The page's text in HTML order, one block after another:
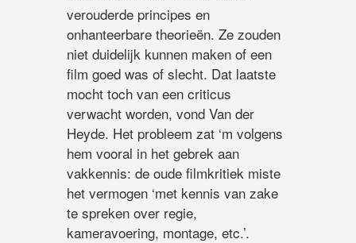
verouderde principes en
onhanteerbare theorieën. Ze zouden
niet duidelijk kunnen maken of een
film goed was of slecht. Dat laatste
mocht toch van een criticus
verwacht worden, vond Van der
Heyde. Het probleem zat ‘m volgens
hem vooral in het gebrek aan
vakkennis: de oude filmkritiek miste
het vermogen ‘met kennis van zake
te spreken over regie,
kameravoering, montage, etc.’.